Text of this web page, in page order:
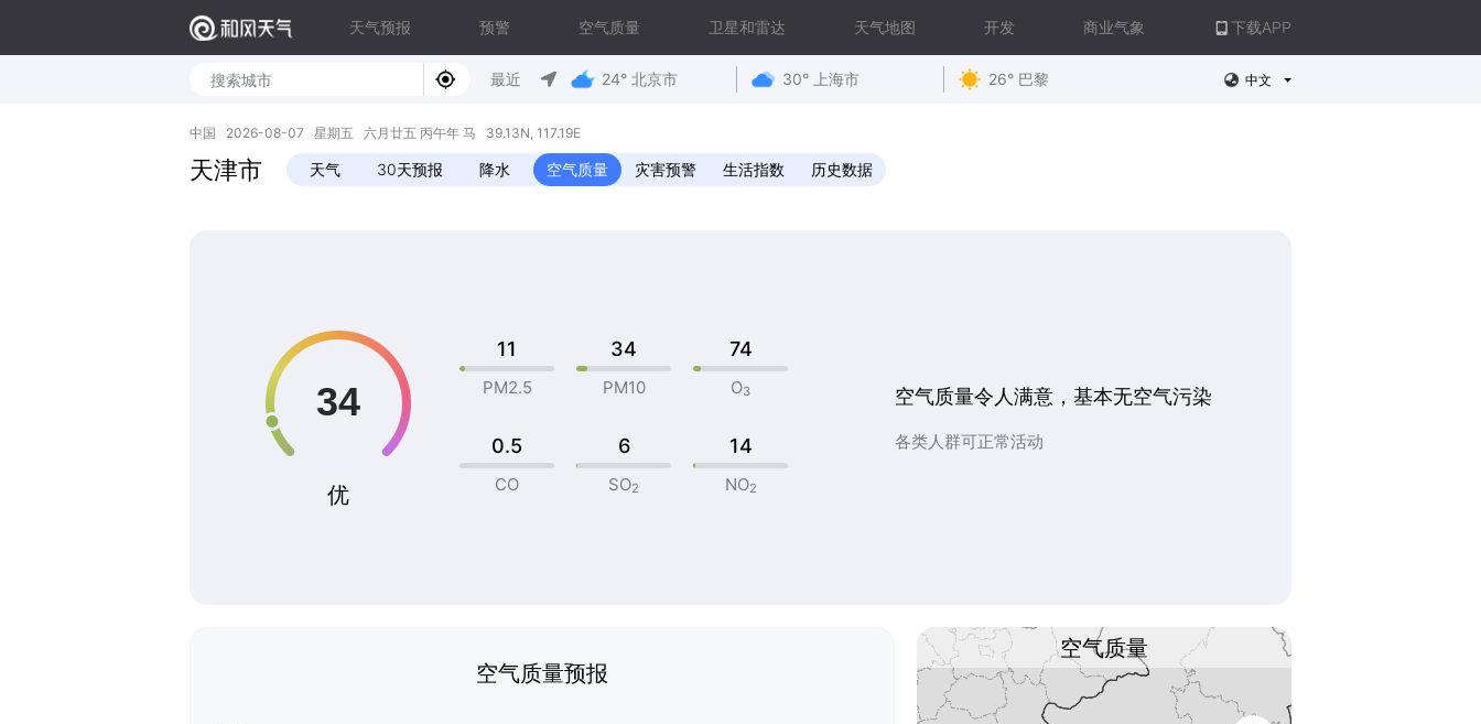
天气预报 预警 空气质量 卫星和雷达 天气地图 开发 商业气象 下载APP
最近 24° 北京市 30° 上海市 26° 巴黎 中文
中国 2026-08-07 星期五 六月廿五 丙午年 马 39.13N, 117.19E
天津市 天气 30天预报 降水 空气质量 灾害预警 生活指数 历史数据
优
11
PM2.5
34
PM10
74
O3
0.5
CO
6
SO2
14
NO2
空气质量令人满意，基本无空气污染
各类人群可正常活动
空气质量预报
空气质量